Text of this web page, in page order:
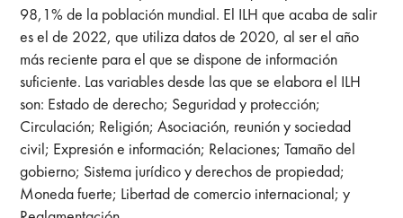
98,1% de la población mundial. El ILH que acaba de salir
es el de 2022, que utiliza datos de 2020, al ser el año
más reciente para el que se dispone de información
suficiente. Las variables desde las que se elabora el ILH
son: Estado de derecho; Seguridad y protección;
Circulación; Religión; Asociación, reunión y sociedad
civil; Expresión e información; Relaciones; Tamaño del
gobierno; Sistema jurídico y derechos de propiedad;
Moneda fuerte; Libertad de comercio internacional; y